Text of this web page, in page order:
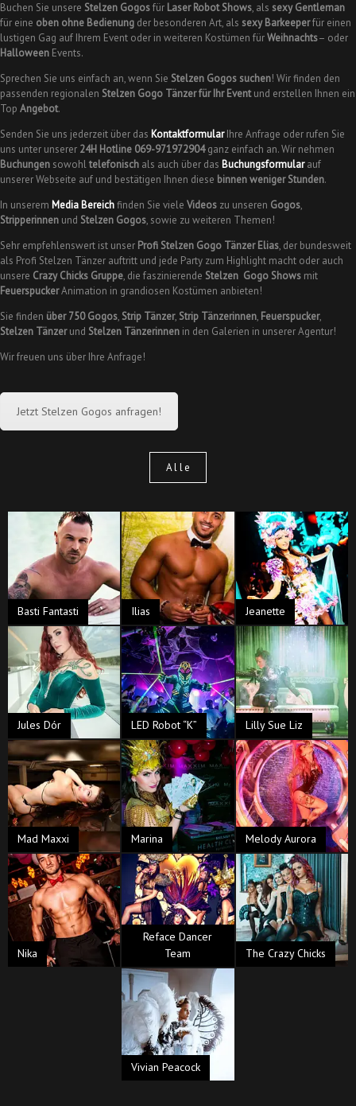
Buchen Sie unsere Stelzen Gogosfür Laser Robot Shows, als sexy Gentleman
für eine oben ohne Bedienung der besonderen Art, als sexy Barkeeperfür einen
lustigen Gag auf Ihrem Event oder in weiteren Kostümen fürWeihnachts– oder
Halloween Events.
Sprechen Sie uns einfach an, wenn Sie Stelzen Gogos suchen! Wir finden den
passenden regionalen Stelzen Gogo Tänzerfür Ihr Eventund erstellen Ihnen ein
Top Angebot.
Senden Sie uns jederzeit über das KontaktformularIhre Anfrage oder rufen Sie
uns unter unserer 24H Hotline 069-971972904ganz einfach an. Wir nehmen
Buchungen sowohltelefonisch als auch über das Buchungsformularauf
unserer Webseite auf und bestätigen Ihnen diese binnen weniger Stunden.
In unserem Media Bereichfinden Sie viele Videos zu unseren Gogos,
Stripperinnen und Stelzen Gogos, sowie zu weiteren Themen!
Sehr empfehlenswert ist unser Profi Stelzen Gogo Tänzer Elias, der bundesweit
als Profi Stelzen Tänzer auftritt und jede Party zum Highlight macht oder auch
unsere Crazy Chicks Gruppe, die faszinierende Stelzen Gogo Shows mit
FeuerspuckerAnimation in grandiosen Kostümen anbieten!
Sie finden über 750 Gogos, Strip Tänzer, Strip Tänzerinnen, Feuerspucker,
Stelzen Tänzerund Stelzen Tänzerinnen in den Galerien in unserer Agentur!
Wir freuen uns über Ihre Anfrage!
Jetzt Stelzen Gogos anfragen!
Alle
Basti Fantasti Ilias Jeanette
Jules Dór LED Robot “K” Lilly Sue Liz
Mad Maxxi Marina Melody Aurora
Nika
Reface Dancer
Team
The Crazy Chicks
Vivian Peacock